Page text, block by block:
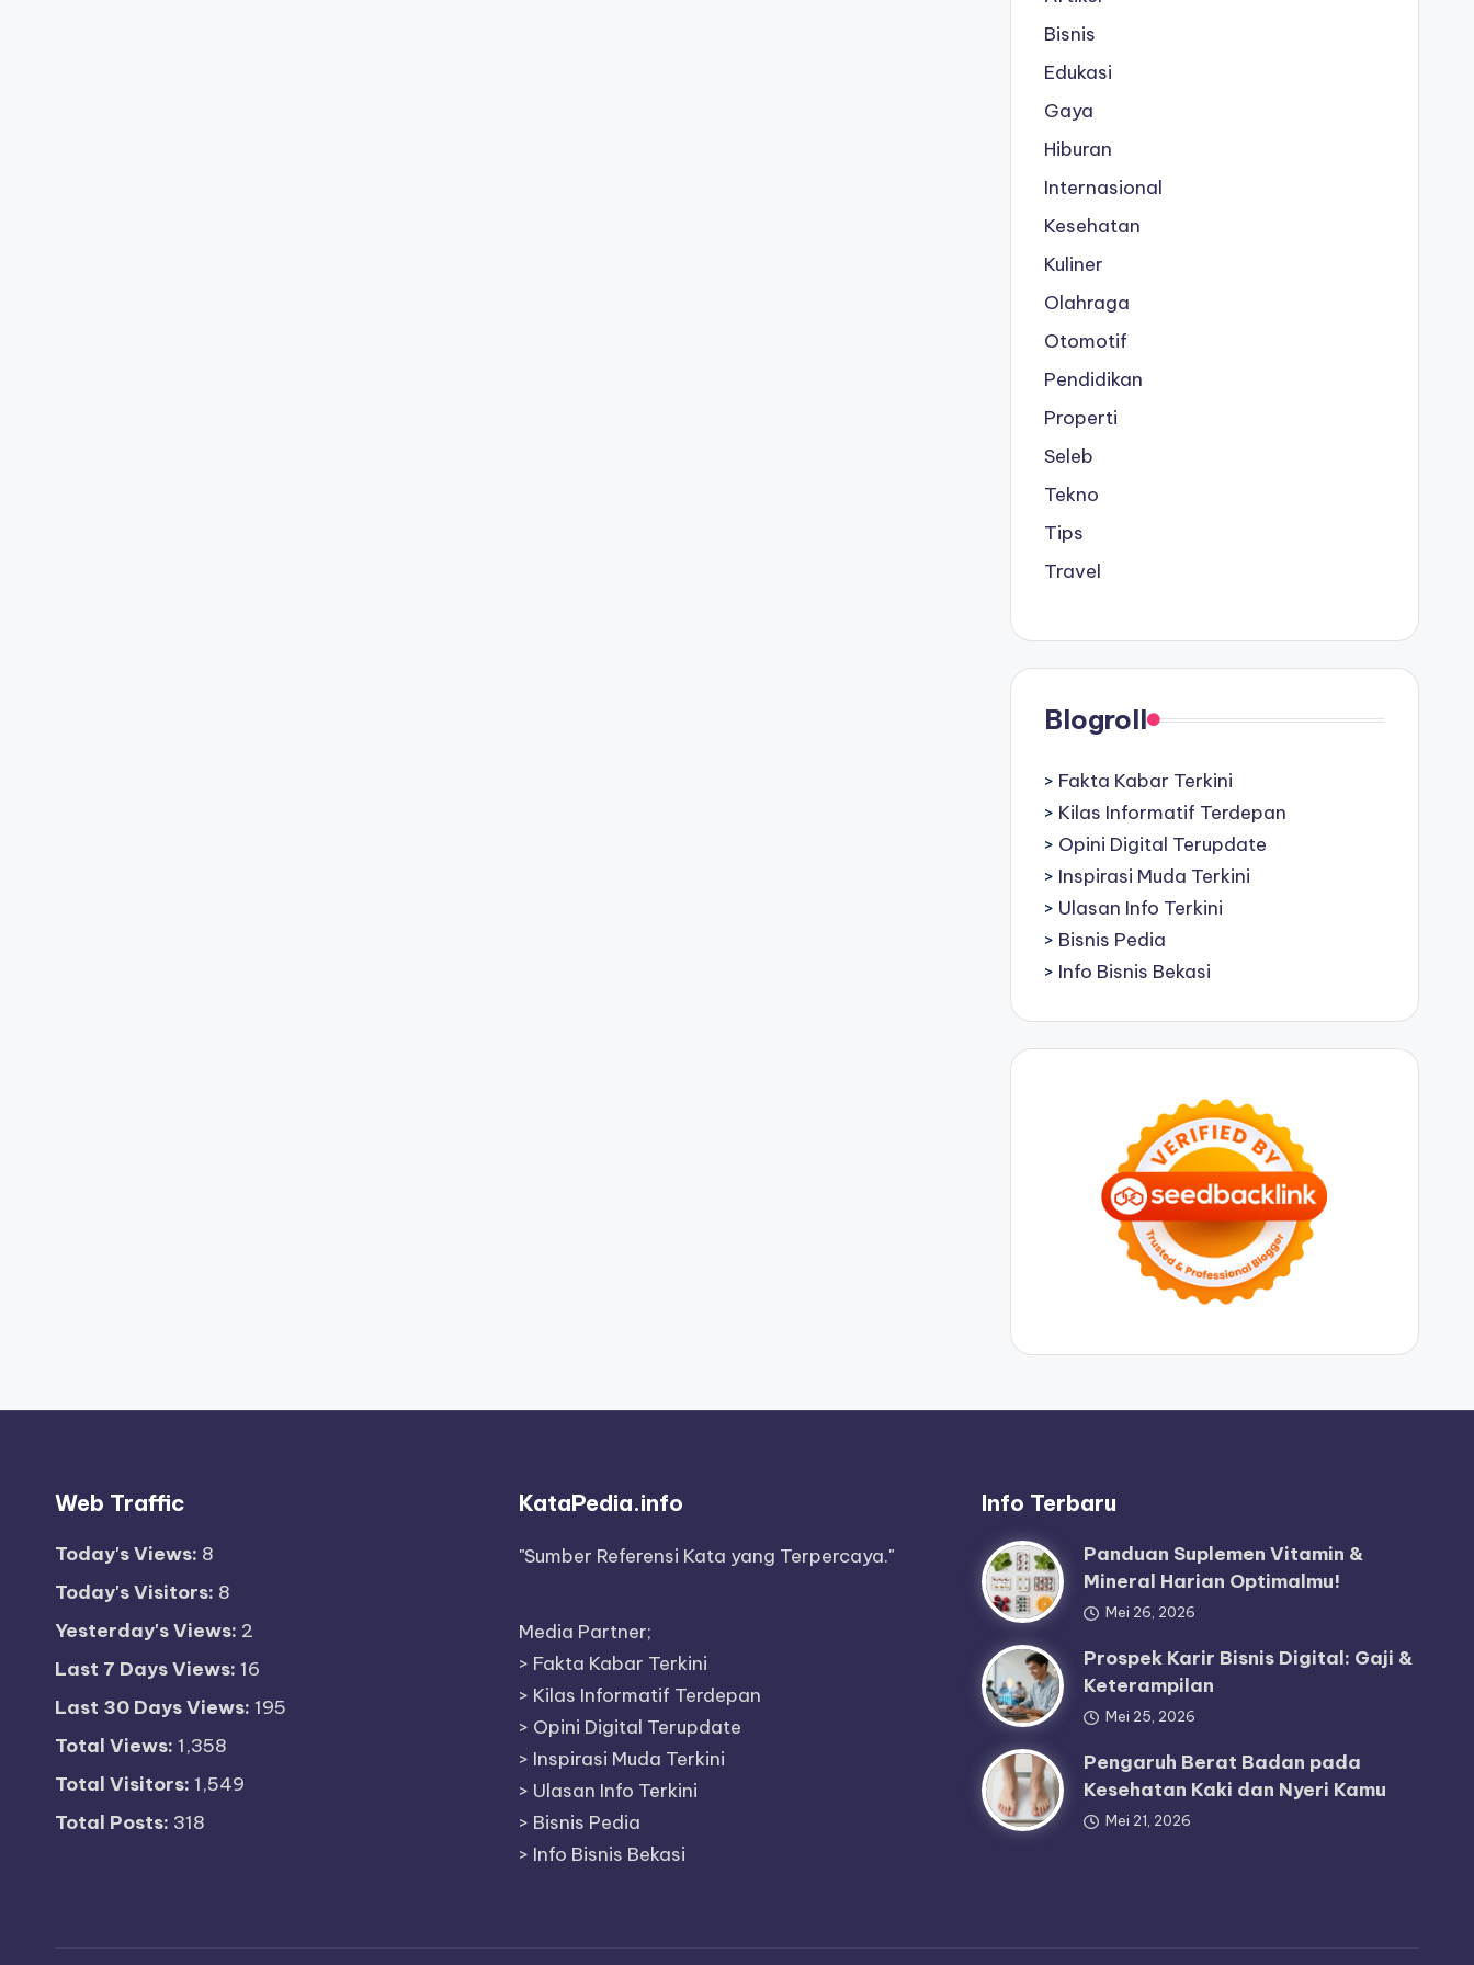
Bisnis
Edukasi
Gaya
Hiburan
Internasional
Kesehatan
Kuliner
Olahraga
Otomotif
Pendidikan
Properti
Seleb
Tekno
Tips
Travel
Blogroll
> Fakta Kabar Terkini
> Kilas Informatif Terdepan
> Opini Digital Terupdate
> Inspirasi Muda Terkini
> Ulasan Info Terkini
> Bisnis Pedia
> Info Bisnis Bekasi
Web Traffic
Today's Views: 8
Today's Visitors: 8
Yesterday's Views: 2
Last 7 Days Views: 16
Last 30 Days Views: 195
Total Views: 1,358
Total Visitors: 1,549
Total Posts: 318
KataPedia.info
"Sumber Referensi Kata yang Terpercaya."
Media Partner;
> Fakta Kabar Terkini
> Kilas Informatif Terdepan
> Opini Digital Terupdate
> Inspirasi Muda Terkini
> Ulasan Info Terkini
> Bisnis Pedia
> Info Bisnis Bekasi
Info Terbaru
Panduan Suplemen Vitamin &
Mineral Harian Optimalmu!
Mei 26, 2026
Prospek Karir Bisnis Digital: Gaji &
Keterampilan
Mei 25, 2026
Pengaruh Berat Badan pada
Kesehatan Kaki dan Nyeri Kamu
Mei 21, 2026